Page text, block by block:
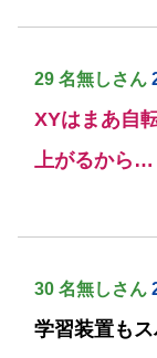
29 名無しさん
XYはまあ自
上がるから…
30 名無しさん
学習装置も